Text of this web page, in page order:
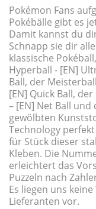
Pokémon Fans
Pokébälle gibt es
Damit kannst du
Schnapp sie dir
klassische
Hyperball - [EN]
Ball, der
[EN] Quick Ball,
– [EN] Net Ball und
gewölbten
Technology
für Stück dieser
Kleben. Die
erleichtert das
Puzzeln nach
Es liegen uns
Lieferanten vor.